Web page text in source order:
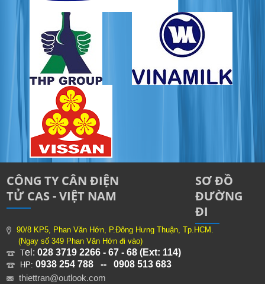
CÔNG TY CÂN ĐIỆN
TỬ CAS - VIỆT NAM
90/8 KP5, Phan Văn Hớn, P.Đông Hưng Thuận, Tp.HCM.
(Ngay số 349 Phan Văn Hớn đi vào)
Tel:028 3719 2266 - 67 - 68 (Ext: 114)
HP:0938 254 788 -- 0908 513 683
thiettran@outlook.com
SƠ ĐỒ
ĐƯỜNG
ĐI